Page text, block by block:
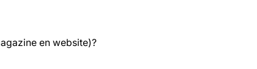
en website)?